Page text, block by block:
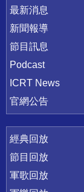
最新消息
新聞報導
節目訊息
Podcast
ICRT News
官網公告
經典回放
節目回放
軍歌回放